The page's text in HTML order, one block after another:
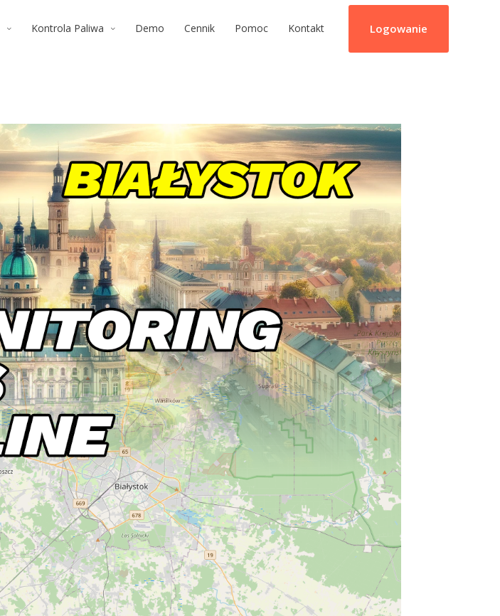
Kontrola Paliwa Demo Cennik Pomoc Kontakt Logowanie